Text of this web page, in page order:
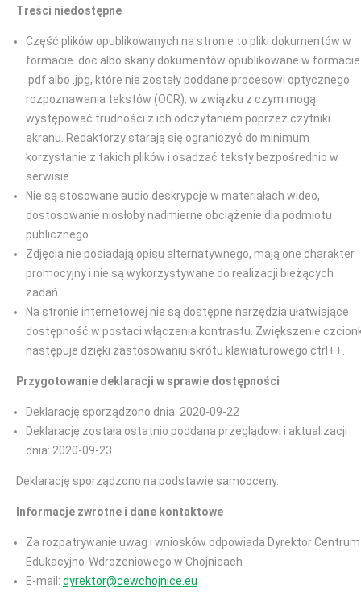
Treści niedostępne
Część plików opublikowanych na stronie to pliki dokumentów w
formacie .doc albo skany dokumentów opublikowane w formacie
.pdf albo .jpg, które nie zostały poddane procesowi optycznego
rozpoznawania tekstów (OCR), w związku z czym mogą
występować trudności z ich odczytaniem poprzez czytniki
ekranu. Redaktorzy starają się ograniczyć do minimum
korzystanie z takich plików i osadzać teksty bezpośrednio w
serwisie.
Nie są stosowane audio deskrypcje w materiałach wideo,
dostosowanie niosłoby nadmierne obciążenie dla podmiotu
publicznego.
Zdjęcia nie posiadają opisu alternatywnego, mają one charakter
promocyjny i nie są wykorzystywane do realizacji bieżących
zadań.
Na stronie internetowej nie są dostępne narzędzia ułatwiające
dostępność w postaci włączenia kontrastu. Zwiększenie
następuje dzięki zastosowaniu skrótu klawiaturowego ctrl++.
Przygotowanie deklaracji w sprawie dostępności
Deklarację sporządzono dnia: 2020-09-22
Deklarację została ostatnio poddana przeglądowi i aktualizacji
dnia: 2020-09-23
Deklarację sporządzono na podstawie samooceny.
Informacje zwrotne i dane kontaktowe
Za rozpatrywanie uwag i wniosków odpowiada Dyrektor Centrum
Edukacyjno-Wdrożeniowego w Chojnicach
E-mail: dyrektor@cewchojnice.eu